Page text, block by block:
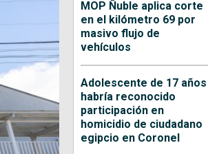
MOP Ñuble aplica corte
en el kilómetro 69 por
masivo flujo de
vehículos
Adolescente de 17 años
habría reconocido
participación en
homicidio de ciudadano
egipcio en Coronel